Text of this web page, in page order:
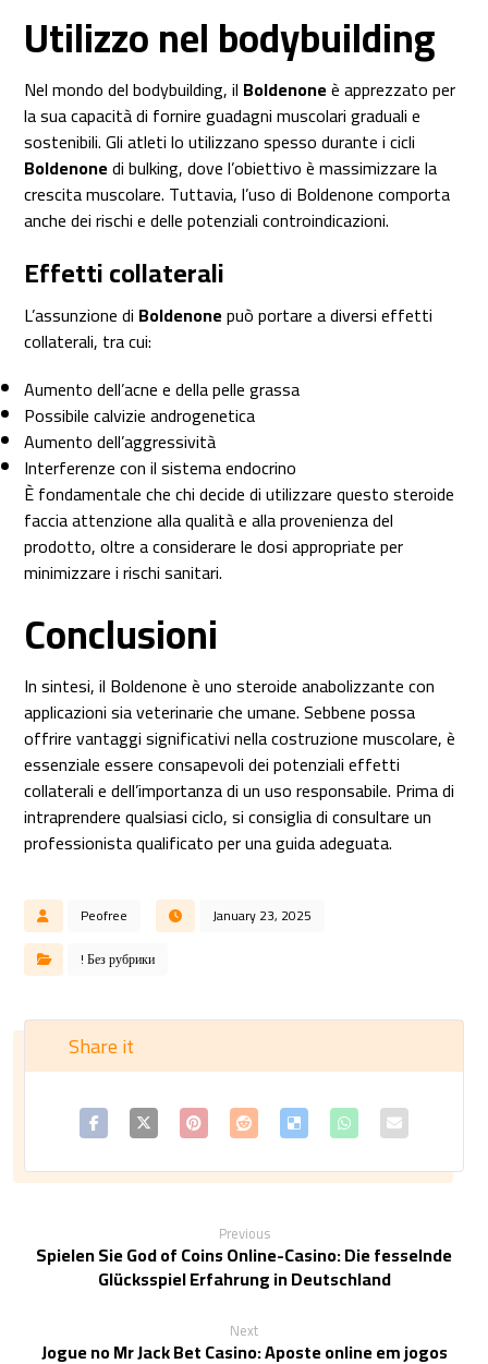
Utilizzo nel bodybuilding
Nel mondo del bodybuilding, il Boldenoneè apprezzato per
la sua capacità di fornire guadagni muscolari graduali e
sostenibili. Gli atleti lo utilizzano spesso durante i cicli
Boldenonedi bulking, dove l’obiettivo è massimizzare la
crescita muscolare. Tuttavia, l’uso di Boldenone comporta
anche dei rischi e delle potenziali controindicazioni.
Effetti collaterali
L’assunzione di Boldenonepuò portare a diversi effetti
collaterali, tra cui:
Aumento dell’acne e della pelle grassa
Possibile calvizie androgenetica
Aumento dell’aggressività
Interferenze con il sistema endocrino
È fondamentale che chi decide di utilizzare questo steroide
faccia attenzione alla qualità e alla provenienza del
prodotto, oltre a considerare le dosi appropriate per
minimizzare i rischi sanitari.
Conclusioni
In sintesi, il Boldenone è uno steroide anabolizzante con
applicazioni sia veterinarie che umane. Sebbene possa
offrire vantaggi significativi nella costruzione muscolare, è
essenziale essere consapevoli dei potenziali effetti
collaterali e dell’importanza di un uso responsabile. Prima di
intraprendere qualsiasi ciclo, si consiglia di consultare un
professionista qualificato per una guida adeguata.
Peofree
January 23, 2025
! Без рубрики
Previous
Spielen Sie God of Coins Online-Casino: Die fesselnde
Glücksspiel Erfahrung in Deutschland
Next
Jogue no Mr Jack Bet Casino: Aposte online em jogos